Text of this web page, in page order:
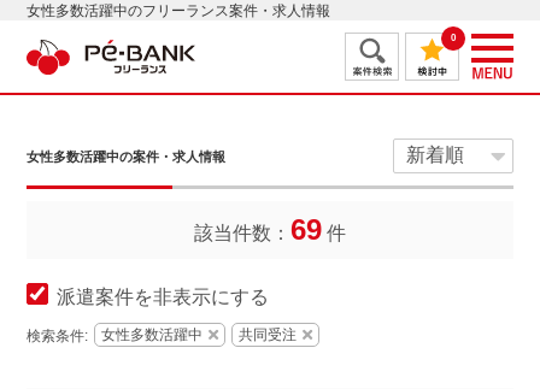
女性多数活躍中のフリーランス案件・求人情報
0
女性多数活躍中の案件・求人情報
該当件数： 69 件
派遣案件を非表示にする
検索条件: 女性多数活躍中 共同受注